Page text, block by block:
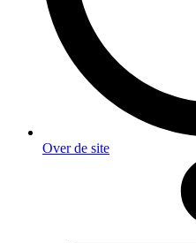
Over de site